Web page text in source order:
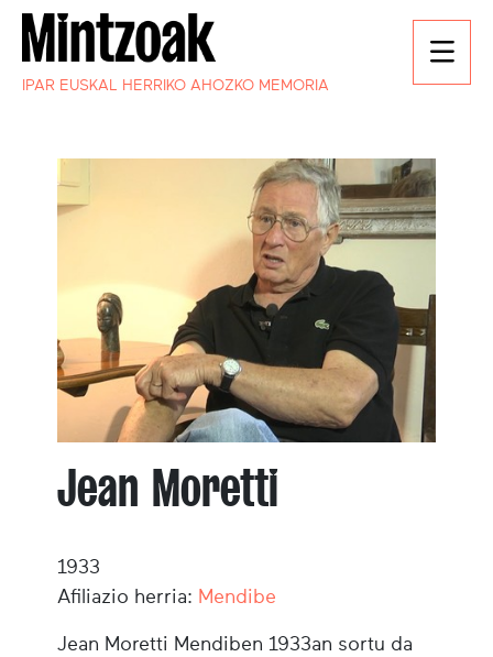
IPAR EUSKAL HERRIKO AHOZKO MEMORIA
Jean Moretti
1933
Afiliazio herria: Mendibe
Jean Moretti Mendiben 1933an sortu da